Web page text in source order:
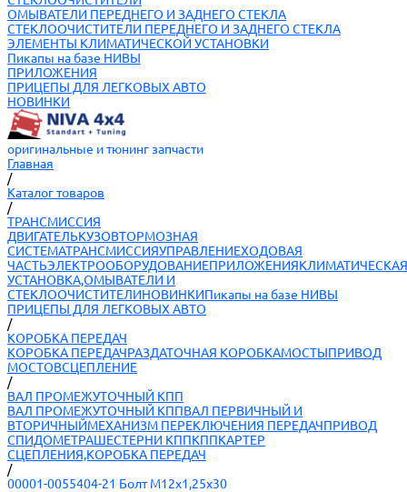
ОМЫВАТЕЛИ ПЕРЕДНЕГО И ЗАДНЕГО СТЕКЛА
СТЕКЛООЧИСТИТЕЛИ ПЕРЕДНЕГО И ЗАДНЕГО СТЕКЛА
ЭЛЕМЕНТЫ КЛИМАТИЧЕСКОЙ УСТАНОВКИ
Пикапы на базе НИВЫ
ПРИЛОЖЕНИЯ
ПРИЦЕПЫ ДЛЯ ЛЕГКОВЫХ АВТО
НОВИНКИ
оригинальные и тюнинг запчасти
Главная
/
Каталог товаров
/
ТРАНСМИССИЯ
ДВИГАТЕЛЬКУЗОВТОРМОЗНАЯ
СИСТЕМАТРАНСМИССИЯУПРАВЛЕНИЕХОДОВАЯ
ЧАСТЬЭЛЕКТРООБОРУДОВАНИЕПРИЛОЖЕНИЯКЛИМАТИЧЕСКАЯ
УСТАНОВКА,ОМЫВАТЕЛИ И
СТЕКЛООЧИСТИТЕЛИНОВИНКИПикапы на базе НИВЫ
ПРИЦЕПЫ ДЛЯ ЛЕГКОВЫХ АВТО
/
КОРОБКА ПЕРЕДАЧ
КОРОБКА ПЕРЕДАЧРАЗДАТОЧНАЯ КОРОБКАМОСТЫПРИВОД
МОСТОВСЦЕПЛЕНИЕ
/
ВАЛ ПРОМЕЖУТОЧНЫЙ КПП
ВАЛ ПРОМЕЖУТОЧНЫЙ КППВАЛ ПЕРВИЧНЫЙ И
ВТОРИЧНЫЙМЕХАНИЗМ ПЕРЕКЛЮЧЕНИЯ ПЕРЕДАЧПРИВОД
СПИДОМЕТРАШЕСТЕРНИ КППКППКАРТЕР
СЦЕПЛЕНИЯ,КОРОБКА ПЕРЕДАЧ
/
00001-0055404-21 Болт М12х1,25х30